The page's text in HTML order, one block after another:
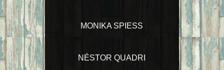
MONIKA SPIESS
NÉSTOR QUADRI